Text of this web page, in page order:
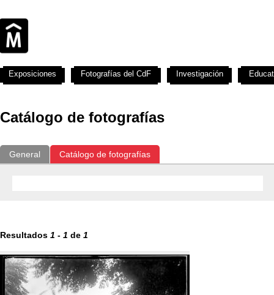
Catálogo de fotografías
General Catálogo de fotografías
Resultados 1 - 1 de 1
Exposiciones Fotografías del CdF Investigación